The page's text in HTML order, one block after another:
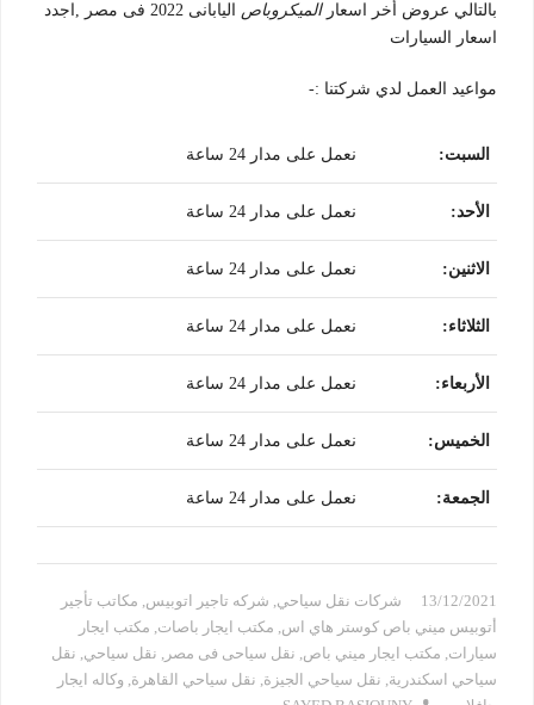
بالتالي عروض أخر اسعارالميكروباص
اليابانى 2022 فى مصر ,اجدد
اسعار السيارات
مواعيد العمل لدي شركتنا :-
السبت: نعمل على مدار 24 ساعة
الأحد: نعمل على مدار 24 ساعة
الاثنين: نعمل على مدار 24 ساعة
الثلاثاء: نعمل على مدار 24 ساعة
الأربعاء: نعمل على مدار 24 ساعة
الخميس: نعمل على مدار 24 ساعة
الجمعة: نعمل على مدار 24 ساعة
13/12/2021 شركات نقل سياحي, شركه تاجير اتوبيس, مكاتب تأجير
أتوبيس ميني باص كوستر هاي اس, مكتب ايجار باصات, مكتب ايجار
سيارات, مكتب ايجار ميني باص, نقل سياحى فى مصر , نقل سياحي, نقل
سياحي اسكندرية, نقل سياحي الجيزة, نقل سياحي القاهرة, وكاله ايجار